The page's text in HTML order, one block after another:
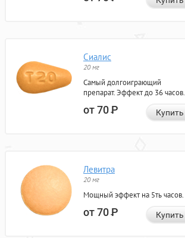
Сиалис
20 мг
Самый долгоиграющий
препарат. Эффект до 36 часов.
от 70Р Купить
Левитра
20 мг
Мощный эффект на 5ть часов.
от 70Р Купить